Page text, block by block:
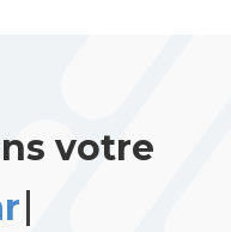
votre